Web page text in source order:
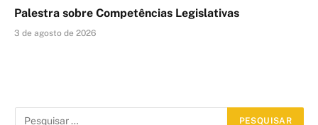
Palestra sobre Competências Legislativas
3 de agosto de 2026